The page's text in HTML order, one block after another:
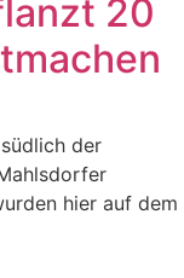
20
der
hier auf dem